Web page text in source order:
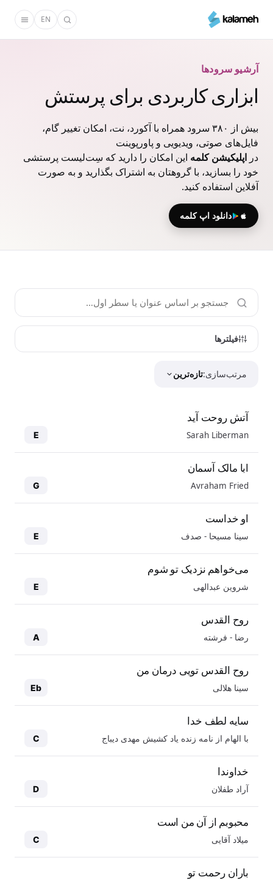
محتوای
EN
آرشیو سرودها
ابزاری کاربردی برای پرستش
بیش از ۳۸۰ سرود همراه با آکورد، نت، امکان تغییر گام،
فایل‌های صوتی، ویدیویی و پاورپوینت
در اپلیکیشن کلمه این امکان را دارید که سِت‌لیست پرستشی
خود را بسازید، با گروهتان به اشتراک بگذارید و به صورت
آفلاین استفاده کنید.
دانلود اپ کلمه
فیلترها
مرتب‌سازی:تازه‌ترین
آتش روحت آید
Sarah Liberman
E
ابا مالک آسمان
Avraham Fried
G
او خداست
سینا مسیحا - صدف E
می‌خواهم نزدیک تو شوم
شروین عبدالهی E
روح القدس
رضا - فرشته A
روح القدس تویی درمان من
سینا هلالی Eb
سایه لطف خدا
با الهام از نامه زنده یاد کشیش مهدی دیباج C
خداوندا
آراد طفلان D
محبوبم از آن من است
میلاد آقایی C
باران رحمت تو